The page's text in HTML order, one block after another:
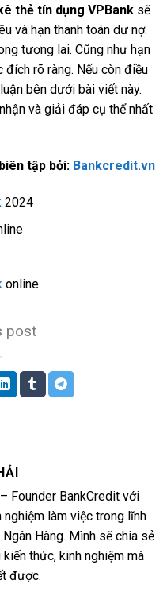
thẻ tín dụng VPBank sẽ
và hạn thanh toán dư nợ.
tương lai. Cũng như hạn
rõ ràng. Nếu còn điều
bên dưới bài viết này.
và giải đáp cụ thể nhất
tập bởi: Bankcredit.vn
2024
online
post
Founder BankCredit với
nghiệm làm việc trong lĩnh
Hàng. Mình sẽ chia sẻ
thức, kinh nghiệm mà
được.